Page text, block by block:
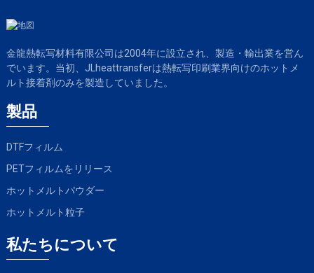
金龍熱転写材料有限公司は2004年に設立され、製造・輸出業を営ん
でいます。当初、JLheattransferは熱転写印刷業界向けのホットメ
ルト接着剤のみを製造していました。
製品
DTFフィルム
PETフィルムをリリース
ホットメルトパウダー
ホットメルト粒子
私たちについて